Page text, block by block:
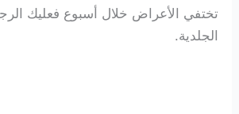
تختفي الأعراض خلال أسبوع فعليك
الجلدية.